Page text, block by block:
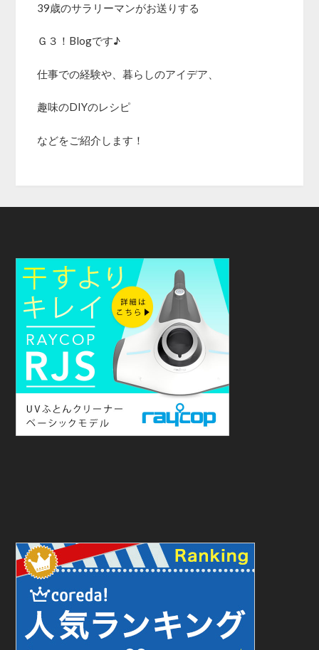
39歳のサラリーマンがお送りする
Ｇ３！Blogです♪
仕事での経験や、暮らしのアイデア、
趣味のDIYのレシピ
などをご紹介します！